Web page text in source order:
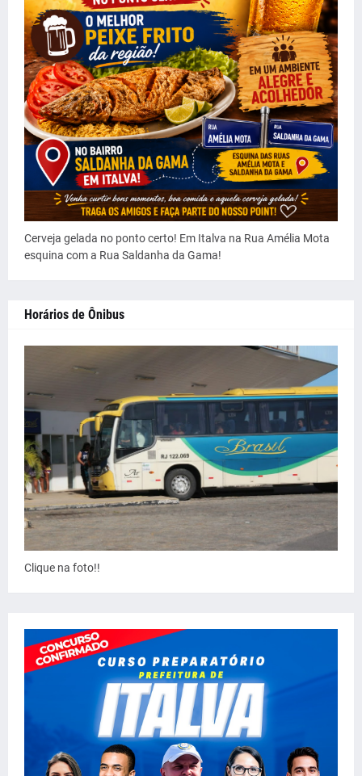
Cerveja gelada no ponto certo! Em Italva na Rua Amélia Mota
esquina com a Rua Saldanha da Gama!
Horários de Ônibus
Clique na foto!!